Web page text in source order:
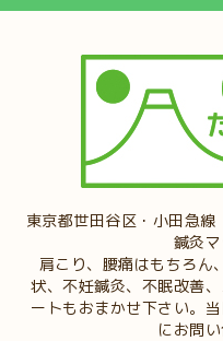
東京都世田谷区・小田急
鍼灸マ
肩こり、腰痛はもちろん
状、不妊鍼灸、不眠改善
ートもおまかせ下さい。
にお問